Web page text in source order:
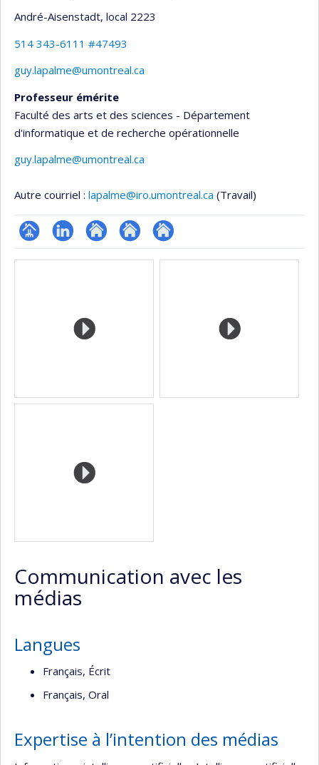
André-Aisenstadt, local 2223
514 343-6111 #47493
guy.lapalme@umontreal.ca
Professeur émérite
Faculté des arts et des sciences - Département
d'informatique et de recherche opérationnelle
guy.lapalme@umontreal.ca
Autre courriel : lapalme@iro.umontreal.ca (Travail)
Page LinkedInAutre Autre Autre
Médias
Communication avec les
médias
Langues
Français, Écrit
Français, Oral
Expertise à l’intention des médias